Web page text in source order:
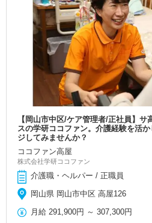
【岡山市中区/ケア管理者/正社員】
スの学研ココファン。介護経験を活
ジしてみませんか？
ココファン高屋
株式会社学研ココファン
介護職・ヘルパー / 正職員
岡山県 岡山市中区 高屋126
月給 291,900円 ～307,300円